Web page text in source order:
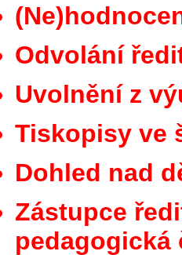
Odvolání
Uvolnění z
Tiskopisy ve
Dohled nad
Zástupce
pedagogická